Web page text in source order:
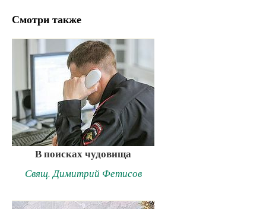
Смотри также
В поисках чудовища
Свящ. Димитрий Фетисов